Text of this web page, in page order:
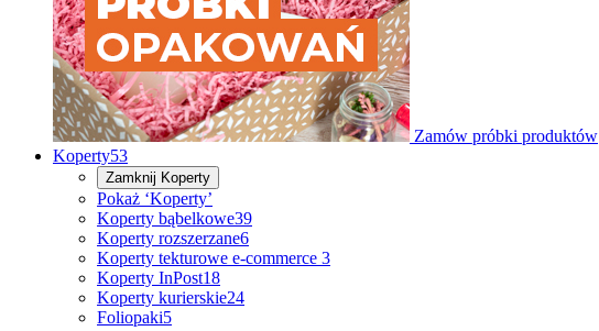
Zamów próbki produktów
Koperty53
Zamknij Koperty
Pokaż ‘Koperty’
Koperty bąbelkowe39
Koperty rozszerzane6
Koperty tekturowe e-commerce 3
Koperty InPost18
Koperty kurierskie24
Foliopaki5